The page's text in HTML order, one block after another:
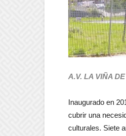
A.V. LA VIÑA
Inaugurado en
cubrir una
culturales. Siete